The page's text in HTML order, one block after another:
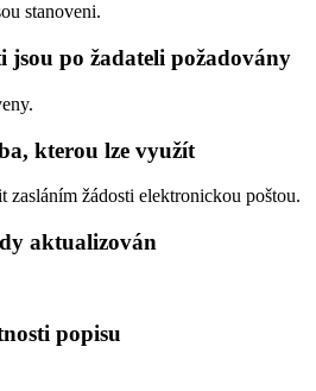
stanoveni.
jsou po žadateli požadovány
kterou lze využít
zasláním žádosti elektronickou poštou.
aktualizován
popisu